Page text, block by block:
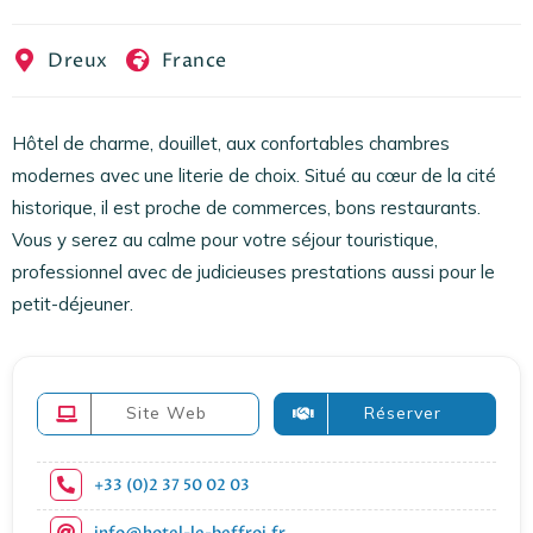
Dreux France
Hôtel de charme, douillet, aux confortables chambres
modernes avec une literie de choix. Situé au cœur de la cité
historique, il est proche de commerces, bons restaurants.
Vous y serez au calme pour votre séjour touristique,
professionnel avec de judicieuses prestations aussi pour le
petit-déjeuner.
Site Web Réserver
+33 (0)2 37 50 02 03